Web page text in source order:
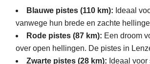
Blauwe pistes (110 km): Ideaal
vanwege hun brede en zachte
Rode pistes (87 km): Een droom
over open hellingen. De pistes in
Zwarte pistes (28 km): Ideaal